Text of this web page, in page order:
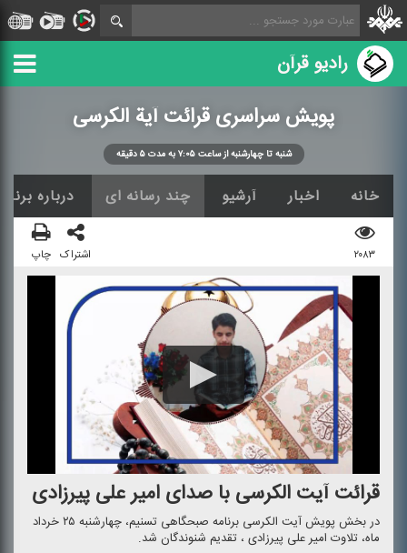
رادیو قرآن
پویش سراسری قرائت آیة الكرسی
شنبه تا چهارشنبه از ساعت ۷:۰۵ به مدت ۵ دقیقه
خانه اخبار آرشیو چند رسانه ای درباره
۲۰۸۳ اشتراک چاپ
قرائت آیت الكرسی با صدای امیر علی پیرزادی
در بخش پویش آیت الكرسی برنامه صبحگاهی تسنیم، چهارشنبه ۲۵ خرداد
ماه، تلاوت امیر علی پیرزادی ، تقدیم شنوندگان شد.